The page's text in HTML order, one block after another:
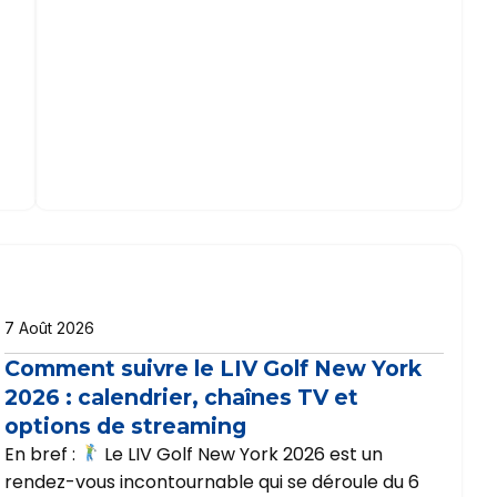
7 Août 2026
Comment suivre le LIV Golf New York
2026 : calendrier, chaînes TV et
options de streaming
En bref :
Le LIV Golf New York 2026 est un
rendez-vous incontournable qui se déroule du 6